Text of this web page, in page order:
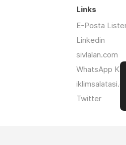
Links
E-Posta
Linkedin
sivlalan.com
WhatsApp
Twitter